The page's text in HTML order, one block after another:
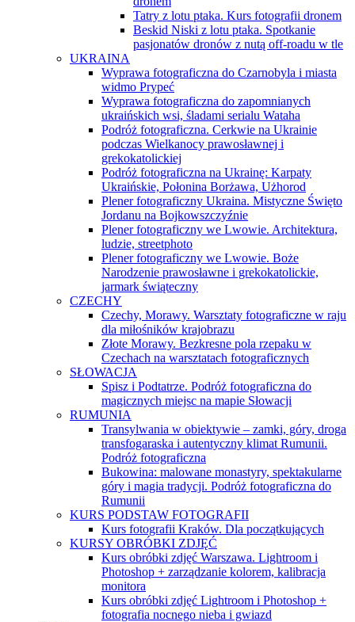
Tatry z lotu ptaka. Kurs fotografii dronem
Beskid Niski z lotu ptaka. Spotkanie
pasjonatów dronów z nutą off-roadu w tle
UKRAINA
Wyprawa fotograficzna do Czarnobyla i miasta
widmo Prypeć
Wyprawa fotograficzna do zapomnianych
ukraińskich wsi, śladami serialu Wataha
Podróż fotograficzna. Cerkwie na Ukrainie
podczas Wielkanocy prawosławnej i
grekokatolickiej
Podróż fotograficzna na Ukrainę: Karpaty
Ukraińskie, Połonina Borżawa, Użhorod
Plener fotograficzny Ukraina. Mistyczne Święto
Jordanu na Bojkowszczyźnie
Plener fotograficzny we Lwowie. Architektura,
ludzie, streetphoto
Plener fotograficzny we Lwowie. Boże
Narodzenie prawosławne i grekokatolickie,
jarmark świąteczny
CZECHY
Czechy, Morawy. Warsztaty fotograficzne w raju
dla miłośników krajobrazu
Złote Morawy. Bezkresne pola rzepaku w
Czechach na warsztatach fotograficznych
SŁOWACJA
Spisz i Podtatrze. Podróż fotograficzna do
magicznych miejsc na mapie Słowacji
RUMUNIA
Transylwania w obiektywie – zamki, góry, droga
transfogaraska i autentyczny klimat Rumunii.
Podróż fotograficzna
Bukowina: malowane monastyry, spektakularne
góry i magia tradycji. Podróż fotograficzna do
Rumunii
KURS PODSTAW FOTOGRAFII
Kurs fotografii Kraków. Dla początkujących
KURSY OBRÓBKI ZDJĘĆ
Kurs obróbki zdjęć Warszawa. Lightroom i
Photoshop + zarządzanie kolorem, kalibracja
monitora
Kurs obróbki zdjęć Lightroom i Photoshop +
fotografia nocnego nieba i gwiazd